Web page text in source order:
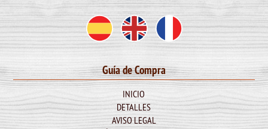
Guía de Compra
INICIO
DETALLES
AVISO LEGAL